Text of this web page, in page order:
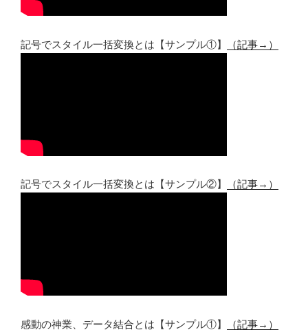
記号でスタイル一括変換とは【サンプル①】 （記事→）
記号でスタイル一括変換とは【サンプル②】 （記事→）
感動の神業、データ結合とは【サンプル①】 （記事→）